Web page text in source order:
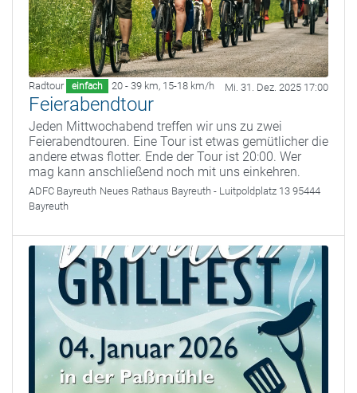
Radtour einfach 20 - 39 km, 15-18 km/h Mi. 31. Dez. 2025 17:00
Feierabendtour
Jeden Mittwochabend treffen wir uns zu zwei
Feierabendtouren. Eine Tour ist etwas gemütlicher die
andere etwas flotter. Ende der Tour ist 20:00. Wer
mag kann anschließend noch mit uns einkehren.
ADFC Bayreuth Neues Rathaus Bayreuth - Luitpoldplatz 13 95444
Bayreuth